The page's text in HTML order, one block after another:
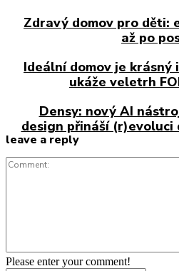
Zdravý domov pro děti:
až po
Ideální domov je krásný
ukáže veletrh
Densy: nový AI
design přináší (r)evoluci
leave a reply
Please enter your comment!